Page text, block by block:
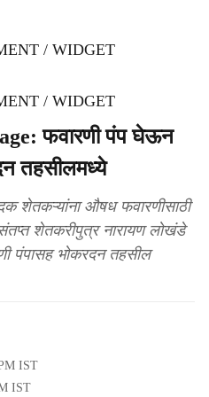
/ WIDGET
/ WIDGET
फवारणी पंप घेऊन
तहसीलमध्ये
शेतकऱ्यांना औषध फवारणीसाठी
शेतकरीपुत्र नारायण लोखंडे
पंपासह भोकरदन तहसील
IST
IST